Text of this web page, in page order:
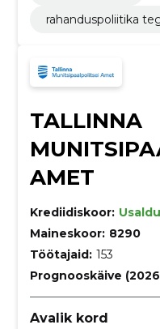
rahanduspoliitika
TALLINNA
AMET
Krediidiskoor:
Maineskoor: 8290
Töötajaid: 153
Prognooskäive
Avalik kord